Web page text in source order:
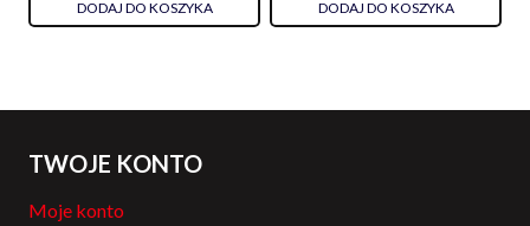
DODAJ DO KOSZYKA DODAJ DO KOSZYKA
TWOJE KONTO
Moje konto